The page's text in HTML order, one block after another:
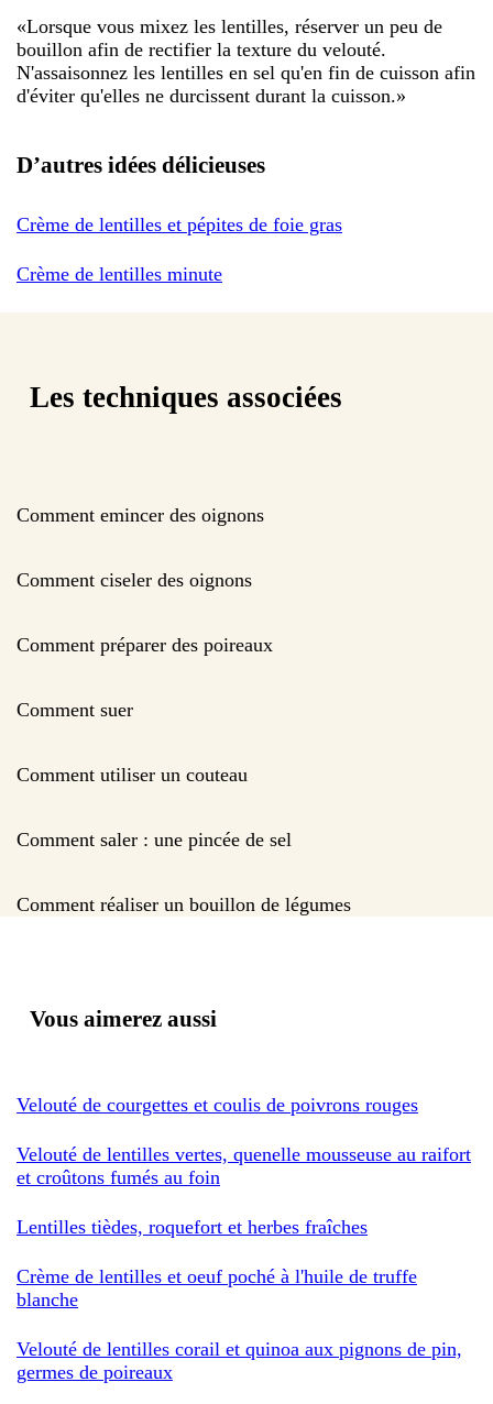
«Lorsque vous mixez les lentilles, réserver un peu de
bouillon afin de rectifier la texture du velouté.
N'assaisonnez les lentilles en sel qu'en fin de cuisson afin
d'éviter qu'elles ne durcissent durant la cuisson.»
D’autres idées délicieuses
Crème de lentilles et pépites de foie gras
Crème de lentilles minute
Les techniques associées
Comment emincer des oignons
Comment ciseler des oignons
Comment préparer des poireaux
Comment suer
Comment utiliser un couteau
Comment saler : une pincée de sel
Comment réaliser un bouillon de légumes
Vous aimerez aussi
Velouté de courgettes et coulis de poivrons rouges
Velouté de lentilles vertes, quenelle mousseuse au raifort
et croûtons fumés au foin
Lentilles tièdes, roquefort et herbes fraîches
Crème de lentilles et oeuf poché à l'huile de truffe
blanche
Velouté de lentilles corail et quinoa aux pignons de pin,
germes de poireaux